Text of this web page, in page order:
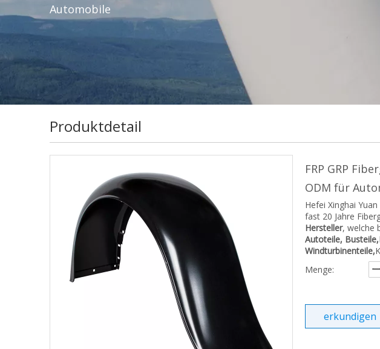
Automobile
Produktdetail
FRP GRP
ODM für
Hefei Xinghai
fast 20 Jahre
Hersteller, welche
Autoteile, Busteile,
Windturbinenteile,
Menge:
erkundigen